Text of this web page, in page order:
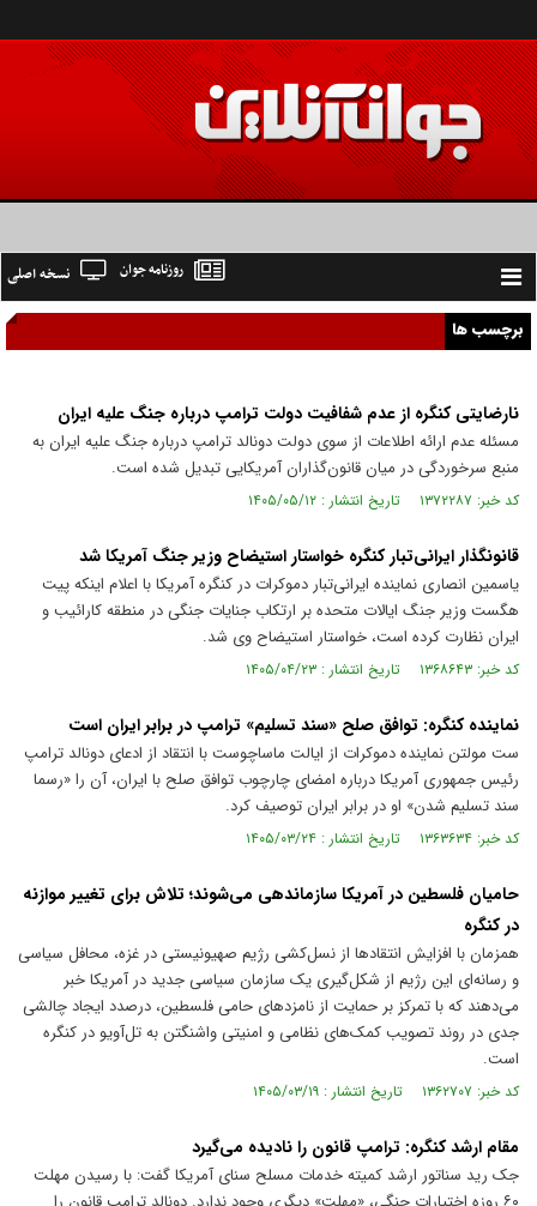
Toggle
navigation
نسخه اصلی روزنامه جوان
برچسب ها
نارضایتی کنگره از عدم شفافیت دولت ترامپ درباره جنگ علیه ایران
مسئله عدم ارائه اطلاعات از سوی دولت دونالد ترامپ درباره جنگ علیه ایران به
منبع سرخوردگی در میان قانون‌گذاران آمریکایی تبدیل شده است.
کد خبر: ۱۳۷۲۲۸۷ تاریخ انتشار : ۱۴۰۵/۰۵/۱۲
قانونگذار ایرانی‌تبار کنگره خواستار استیضاح وزیر جنگ آمریکا شد
یاسمین انصاری نماینده ایرانی‌تبار دموکرات در کنگره آمریکا با اعلام اینکه پیت
هگست وزیر جنگ ایالات متحده بر ارتکاب جنایات جنگی در منطقه کارائیب و
ایران نظارت کرده است، خواستار استیضاح وی شد.
کد خبر: ۱۳۶۸۶۴۳ تاریخ انتشار : ۱۴۰۵/۰۴/۲۳
نماینده کنگره: توافق صلح «سند تسلیم» ترامپ در برابر ایران است
ست مولتن نماینده دموکرات از ایالت ماساچوست با انتقاد از ادعای دونالد ترامپ
رئیس جمهوری آمریکا درباره امضای چارچوب توافق صلح با ایران، آن را «رسما
سند تسلیم شدن» او در برابر ایران توصیف کرد.
کد خبر: ۱۳۶۳۶۳۴ تاریخ انتشار : ۱۴۰۵/۰۳/۲۴
حامیان فلسطین در آمریکا سازماندهی می‌شوند؛ تلاش برای تغییر موازنه
در کنگره
همزمان با افزایش انتقادها از نسل‌کشی رژیم صهیونیستی در غزه، محافل سیاسی
و رسانه‌ای این رژیم از شکل‌گیری یک سازمان سیاسی جدید در آمریکا خبر
می‌دهند که با تمرکز بر حمایت از نامزدهای حامی فلسطین، درصدد ایجاد چالشی
جدی در روند تصویب کمک‌های نظامی و امنیتی واشنگتن به تل‌آویو در کنگره
است.
کد خبر: ۱۳۶۲۷۰۷ تاریخ انتشار : ۱۴۰۵/۰۳/۱۹
مقام ارشد کنگره: ترامپ قانون را نادیده می‌گیرد
جک رید سناتور ارشد کمیته خدمات مسلح سنای آمریکا گفت: با رسیدن مهلت